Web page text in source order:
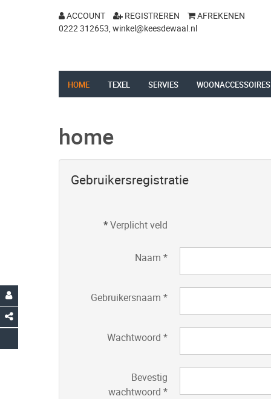
ACCOUNT REGISTREREN
AFREKENEN
0222 312653, winkel@keesdewaal.nl
HOME TEXEL SERVIES WOONACCESSOIRES
home
Gebruikersregistratie
*Verplicht veld
Naam *
Gebruikersnaam *
Wachtwoord *
Bevestig
wachtwoord *